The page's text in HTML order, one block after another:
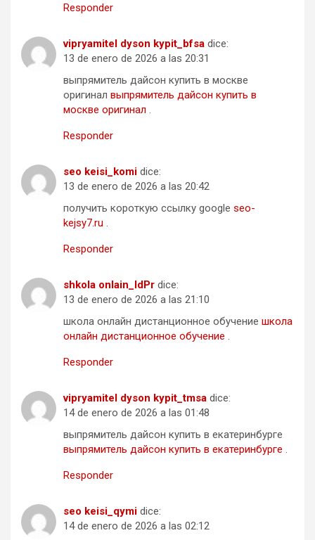
Responder
vipryamitel dyson kypit_bfsa dice:
13 de enero de 2026 a las 20:31
выпрямитель дайсон купить в москве
оригинал выпрямитель дайсон купить в
москве оригинал .
Responder
seo keisi_komi dice:
13 de enero de 2026 a las 20:42
получить короткую ссылку google seo-
kejsy7.ru .
Responder
shkola onlain_ldPr dice:
13 de enero de 2026 a las 21:10
школа онлайн дистанционное обучение школа
онлайн дистанционное обучение .
Responder
vipryamitel dyson kypit_tmsa dice:
14 de enero de 2026 a las 01:48
выпрямитель дайсон купить в екатеринбурге
выпрямитель дайсон купить в екатеринбурге .
Responder
seo keisi_qymi dice:
14 de enero de 2026 a las 02:12